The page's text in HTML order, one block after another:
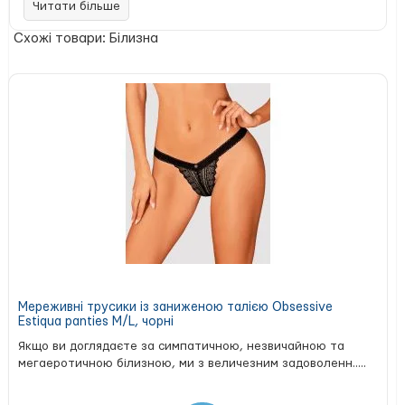
потягніть за кільце - і сукні наче й не було. У такому
вбранні ти відчуєш себе розкішною і бажаною жінкою, чиї
примхи завжди виконуються.
Читати більше
Схожі товари: Білизна
Мереживні трусики із заниженою талією Obsessive
Estiqua panties M/L, чорні
Якщо ви доглядаєте за симпатичною, незвичайною та
мегаеротичною білизною, ми з величезним задоволенн.....